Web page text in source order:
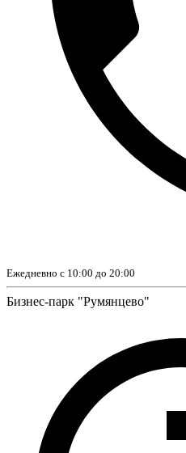
Ежедневно с 10:00 до 20:00
Бизнес-парк "Румянцево"